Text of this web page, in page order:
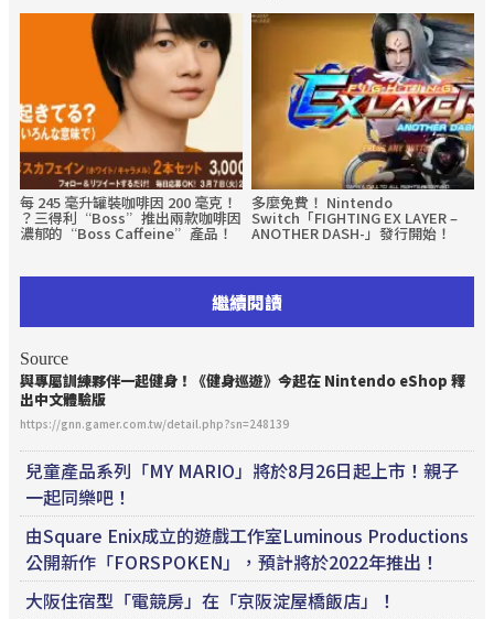
每 245 毫升罐裝咖啡因 200 毫克！
？三得利“Boss”推出兩款咖啡因
濃郁的“Boss Caffeine”產品！
多麼免費！ Nintendo
Switch「FIGHTING EX LAYER –
ANOTHER DASH-」發行開始！
繼續閱讀
Source
與專屬訓練夥伴一起健身！《健身巡遊》今起在 Nintendo eShop 釋
出中文體驗版
https://gnn.gamer.com.tw/detail.php?sn=248139
兒童產品系列「MY MARIO」將於8月26日起上市！親子
一起同樂吧！
由Square Enix成立的遊戲工作室Luminous Productions
公開新作「FORSPOKEN」，預計將於2022年推出！
大阪住宿型「電競房」在「京阪淀屋橋飯店」！